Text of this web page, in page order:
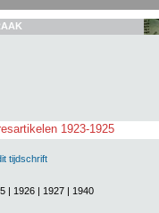
1923-1925
tijdschrift
| 1926 | 1927 | 1940